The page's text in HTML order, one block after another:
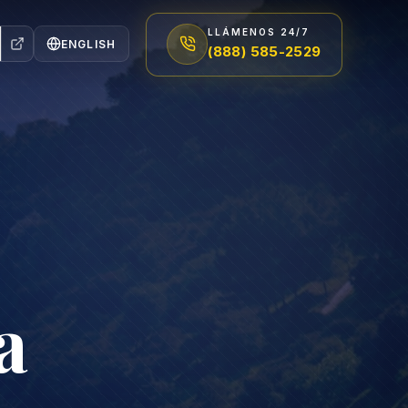
ENGLISH
LLÁMENOS 24/7
(888) 585-2529